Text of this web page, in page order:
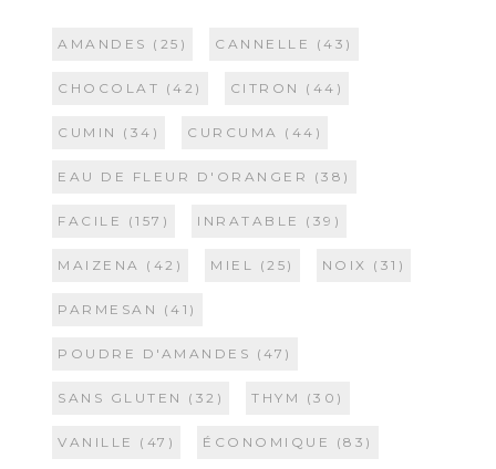
AMANDES (25) CANNELLE (43)
CHOCOLAT (42) CITRON (44)
CUMIN (34) CURCUMA (44)
EAU DE FLEUR D'ORANGER (38)
FACILE (157) INRATABLE (39)
MAIZENA (42) MIEL (25) NOIX (31)
PARMESAN (41)
POUDRE D'AMANDES (47)
SANS GLUTEN (32) THYM (30)
VANILLE (47) ÉCONOMIQUE (83)